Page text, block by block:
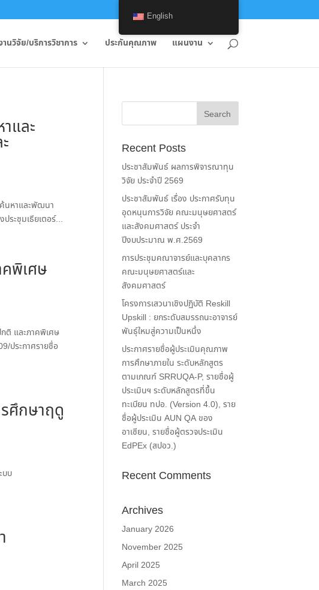
านวิจัย/บริการวิชาการ ประกันคุณภาพ แผนงาน
และ
นหาและพัฒนา
ะชุมเธียเตอร์...
พิเศษ
ติ และภาคพิเศษ
ประกาศรายชื่อ
ศึกษาฤดู
บบ
Recent Posts
ประชาสัมพันธ์ ผลการพิจารณาทุน
วิจัย ประจำปี 2569
ประชาสัมพันธ์ เรื่อง ประกาศรับทุน
อุดหนุนการวิจัย คณะมนุษยศาสตร์
และสังคมศาสตร์ ประจำ
ปีงบประมาณ พ.ศ.2569
การประชุมคณาจารย์และบุคลากร
คณะมนุษยศาสตร์และ
สังคมศาสตร์
โครงการเสวนาเชิงปฏิบัติ Reskill
Upskill : ยกระดับสมรรถนะอาจารย์
พันธุ์ใหมสู่ความเป็นหนึ่ง
ประกาศรายชื่อผู้ประเมินคุณภาพ
การศึกษาภายใน ระดับหลักสูตร
ตามเกณฑ์ SRRUQA-P, รายชื่อผู้
ประเมินฯ ระดับหลักสูตรที่ขึ้น
ทะเบียน ทปอ. (Version 4.0), ราย
ชื่อผู้ประเมิน AUN QA ของ
อาเซียน, รายชื่อผู้ตรวจประเมิน
EdPEx (สปอว.)
Recent Comments
Archives
January 2026
November 2025
April 2025
March 2025
English